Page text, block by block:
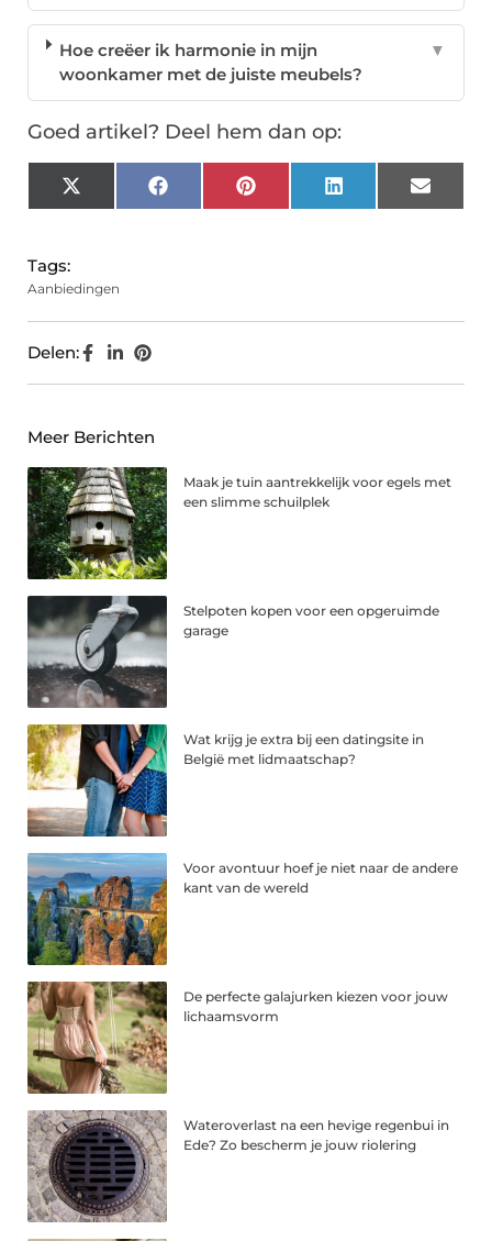
Hoe creëer ik harmonie in mijn
woonkamer met de juiste meubels?
▼
Goed artikel? Deel hem dan op:
X
(Twitter)
FacebookPinterest LinkedIn Email
Tags:
Aanbiedingen
Delen:
Meer Berichten
Maak je tuin aantrekkelijk voor egels met
een slimme schuilplek
Stelpoten kopen voor een opgeruimde
garage
Wat krijg je extra bij een datingsite in
België met lidmaatschap?
Voor avontuur hoef je niet naar de andere
kant van de wereld
De perfecte galajurken kiezen voor jouw
lichaamsvorm
Wateroverlast na een hevige regenbui in
Ede? Zo bescherm je jouw riolering